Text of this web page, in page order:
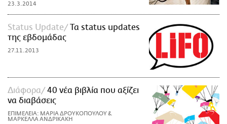
23.3.2014
Status Update
Τα status updates
της εβδομάδας
27.11.2013
Διάφορα
40 νέα βιβλία που αξίζει
να διαβάσεις
ΕΠΙΜΕΛΕΙΑ: ΜΑΡΙΑ ΔΡΟΥΚΟΠΟΥΛΟΥ &
ΜΑΡΚΕΛΛΑ ΑΝΔΡΙΚΑΚΗ